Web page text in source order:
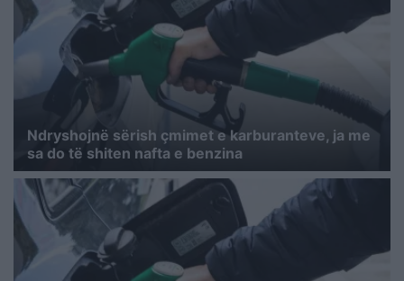
Ndryshojnë sërish çmimet e karburanteve, ja me
sa do të shiten nafta e benzina